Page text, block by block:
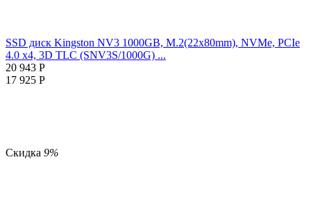
SSD диск Kingston NV3 1000GB, M.2(22x80mm), NVMe, PCIe
4.0 x4, 3D TLC (SNV3S/1000G) ...
20 943 Р
17 925 Р
Скидка 9%